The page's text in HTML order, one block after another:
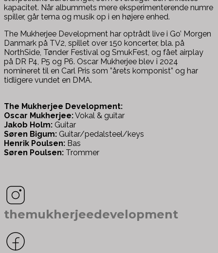
kapacitet. Når albummets mere eksperimenterende numre
spiller, går tema og musik op i en højere enhed.
The Mukherjee Development har optrådt live i Go’ Morgen
Danmark på TV2, spillet over 150 koncerter, bla. på
NorthSide, Tønder Festival og SmukFest, og fået airplay
på DR P4, P5 og P6. Oscar Mukherjee blev i 2024
nomineret til en Carl Pris som ”årets komponist” og har
tidligere vundet en DMA.
The Mukherjee Development:
Oscar Mukherjee:Vokal & guitar
Jakob Holm: Guitar
Søren Bigum: Guitar/pedalsteel/keys
Henrik Poulsen: Bas
Søren Poulsen: Trommer
themukherjeedevelopment